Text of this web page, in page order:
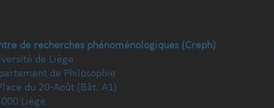
de recherches phénoménologiques (Creph)
de Liège
de Philosophie
du 20-Août (Bât. A1)
Liège